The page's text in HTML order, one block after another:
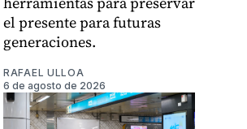
el presente para futuras
generaciones.
RAFAEL ULLOA
6 de agosto de 2026